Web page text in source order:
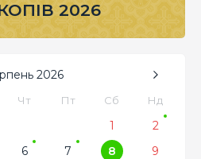
2026
2026
Чт Пт Сб Нд
1
2
6 7 8
9